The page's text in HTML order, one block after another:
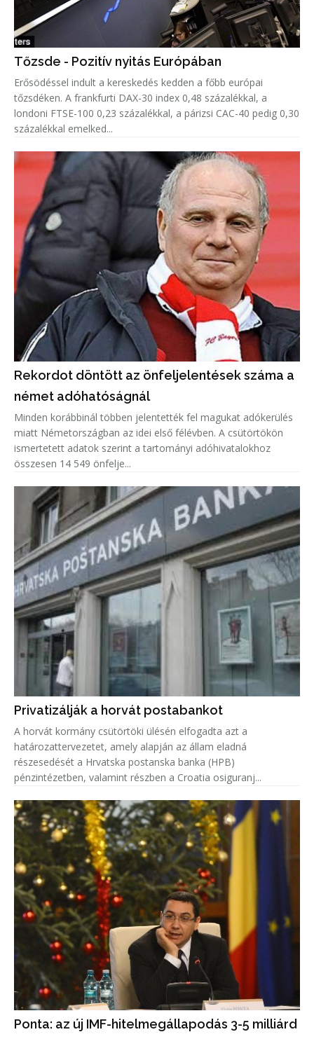
Tőzsde - Pozitív nyitás Európában
Erősödéssel indult a kereskedés kedden a főbb európai
tőzsdéken. A frankfurti DAX-30 index 0,48 százalékkal, a
londoni FTSE-100 0,23 százalékkal, a párizsi CAC-40 pedig 0,30
százalékkal emelked...
Rekordot döntött az önfeljelentések száma a
német adóhatóságnál
Minden korábbinál többen jelentették fel magukat adókerülés
miatt Németországban az idei első félévben. A csütörtökön
ismertetett adatok szerint a tartományi adóhivatalokhoz
összesen 14 549 önfelje...
Privatizálják a horvát postabankot
A horvát kormány csütörtöki ülésén elfogadta azt a
határozattervezetet, amely alapján az állam eladná
részesedését a Hrvatska postanska banka (HPB)
pénzintézetben, valamint részben a Croatia osiguranj...
Ponta: az új IMF-hitelmegállapodás 3-5 milliárd